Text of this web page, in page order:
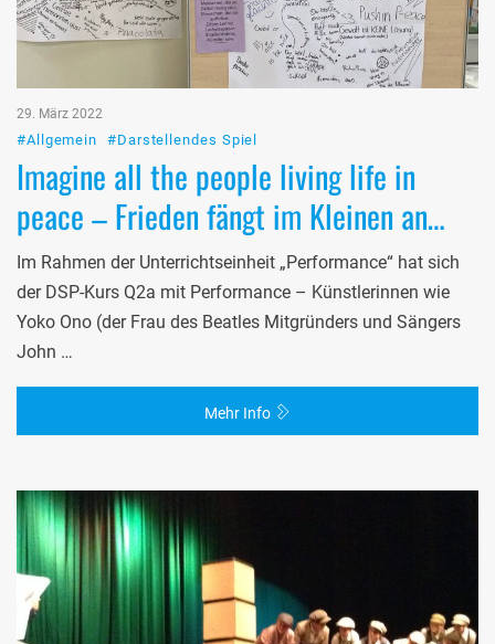
29. März 2022
#Allgemein #Darstellendes Spiel
Imagine all the people living life in
peace – Frieden fängt im Kleinen an…
Im Rahmen der Unterrichtseinheit „Performance“ hat sich
der DSP-Kurs Q2a mit Performance – Künstlerinnen wie
Yoko Ono (der Frau des Beatles Mitgründers und Sängers
John …
Mehr Info